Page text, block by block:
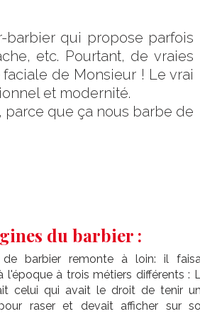
barbier qui propose parfois
etc. Pourtant, de vraies
de Monsieur ! Le vrai
et modernité.
que ça nous barbe de
du barbier :
de barbier remonte à loin: il
l'époque à trois métiers différents :
celui qui avait le droit de tenir
raser et devait afficher sur